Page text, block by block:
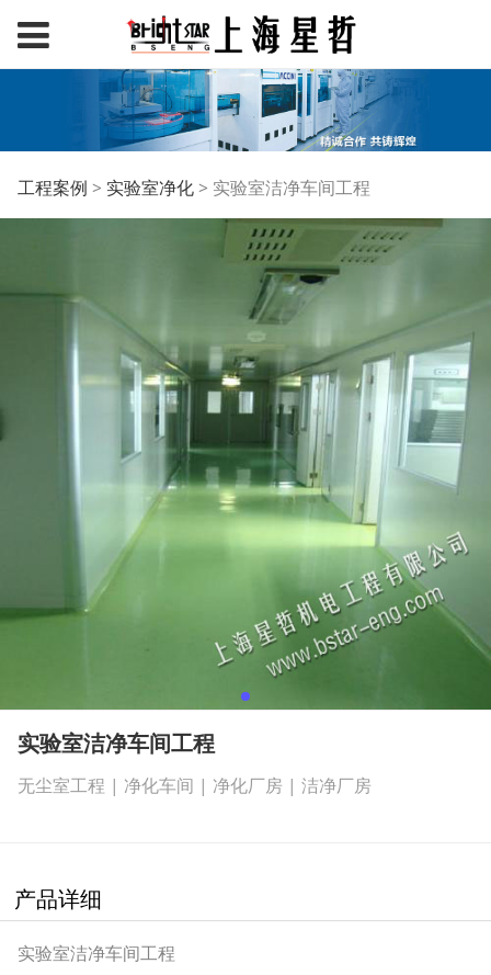
实验室洁净车间工程
工程案例 > 实验室净化> 实验室洁净车间工程
实验室洁净车间工程
无尘室工程 | 净化车间 | 净化厂房 | 洁净厂房
产品详细
实验室洁净车间工程